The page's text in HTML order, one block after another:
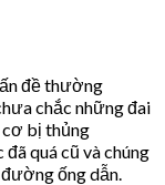
đề thường
chắc những đai
bị thủng
quá cũ và chúng
ống dẫn.